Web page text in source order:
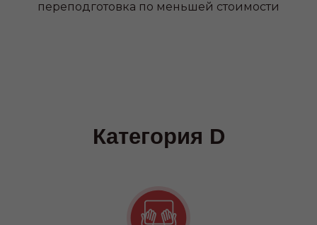
переподготовка по меньшей стоимости